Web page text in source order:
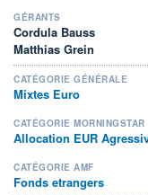
GÉRANTS
Cordula Bauss
Matthias Grein
CATÉGORIE GÉNÉRALE
Mixtes Euro
CATÉGORIE MORNINGSTAR
Allocation EUR
CATÉGORIE AMF
Fonds etrangers